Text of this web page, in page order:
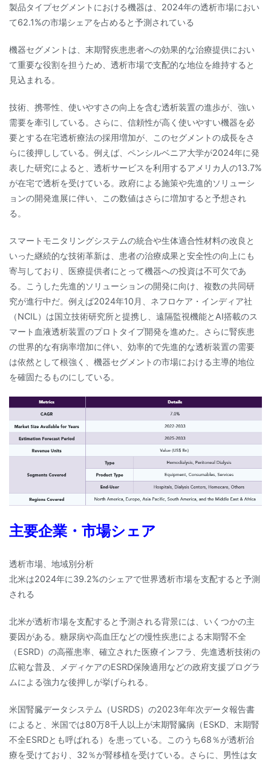
製品タイプセグメントにおける機器は、2024年の透析市場におい
て62.1%の市場シェアを占めると予測されている
機器セグメントは、末期腎疾患患者への効果的な治療提供におい
て重要な役割を担うため、透析市場で支配的な地位を維持すると
見込まれる。
技術、携帯性、使いやすさの向上を含む透析装置の進歩が、強い
需要を牽引している。さらに、信頼性が高く使いやすい機器を必
要とする在宅透析療法の採用増加が、このセグメントの成長をさ
らに後押ししている。例えば、ペンシルベニア大学が2024年に発
表した研究によると、透析サービスを利用するアメリカ人の13.7%
が在宅で透析を受けている。政府による施策や先進的ソリューシ
ョンの開発進展に伴い、この数値はさらに増加すると予想され
る。
スマートモニタリングシステムの統合や生体適合性材料の改良と
いった継続的な技術革新は、患者の治療成果と安全性の向上にも
寄与しており、医療提供者にとって機器への投資は不可欠であ
る。こうした先進的ソリューションの開発に向け、複数の共同研
究が進行中だ。例えば2024年10月、ネフロケア・インディア社
（NCIL）は国立技術研究所と提携し、遠隔監視機能とAI搭載のス
マート血液透析装置のプロトタイプ開発を進めた。さらに腎疾患
の世界的な有病率増加に伴い、効率的で先進的な透析装置の需要
は依然として根強く、機器セグメントの市場における主導的地位
を確固たるものにしている。
主要企業・市場シェア
透析市場、地域別分析
北米は2024年に39.2%のシェアで世界透析市場を支配すると予測
される
北米が透析市場を支配すると予測される背景には、いくつかの主
要因がある。糖尿病や高血圧などの慢性疾患による末期腎不全
（ESRD）の高罹患率、確立された医療インフラ、先進透析技術の
広範な普及、メディケアのESRD保険適用などの政府支援プログラ
ムによる強力な後押しが挙げられる。
米国腎臓データシステム（USRDS）の2023年年次データ報告書
によると、米国では80万8千人以上が末期腎臓病（ESKD、末期腎
不全ESRDとも呼ばれる）を患っている。このうち68％が透析治
療を受けており、32％が腎移植を受けている。さらに、男性は女